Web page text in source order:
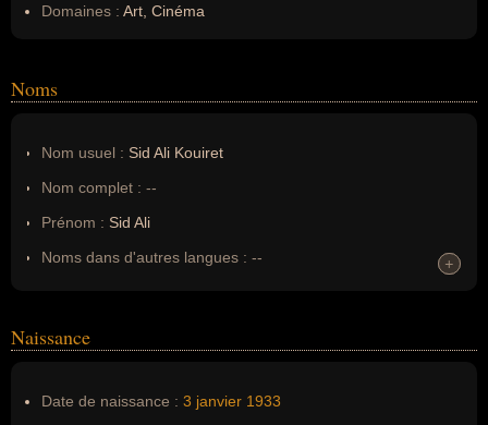
Domaines : Art, Cinéma
Noms
Nom usuel : Sid Ali Kouiret
Nom complet : --
Prénom : Sid Ali
Noms dans d'autres langues : --
Nom de famille :Kouiret
+
+
Naissance
Date de naissance : 3 janvier 1933